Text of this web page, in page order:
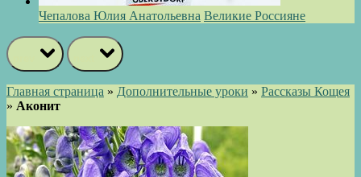
Чепалова Юлия Анатольевна Великие Россияне
Главная страница » Дополнительные уроки » Рассказы Кощея
» Аконит